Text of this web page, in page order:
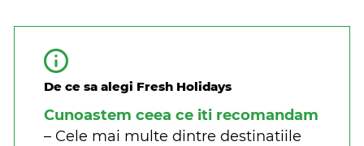
De ce sa alegi Fresh Holidays
Cunoastem ceea ce iti recomandam
– Cele mai multe dintre destinatiile